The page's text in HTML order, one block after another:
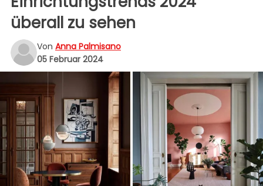
überall zu sehen
Von Anna Palmisano
05 Februar 2024